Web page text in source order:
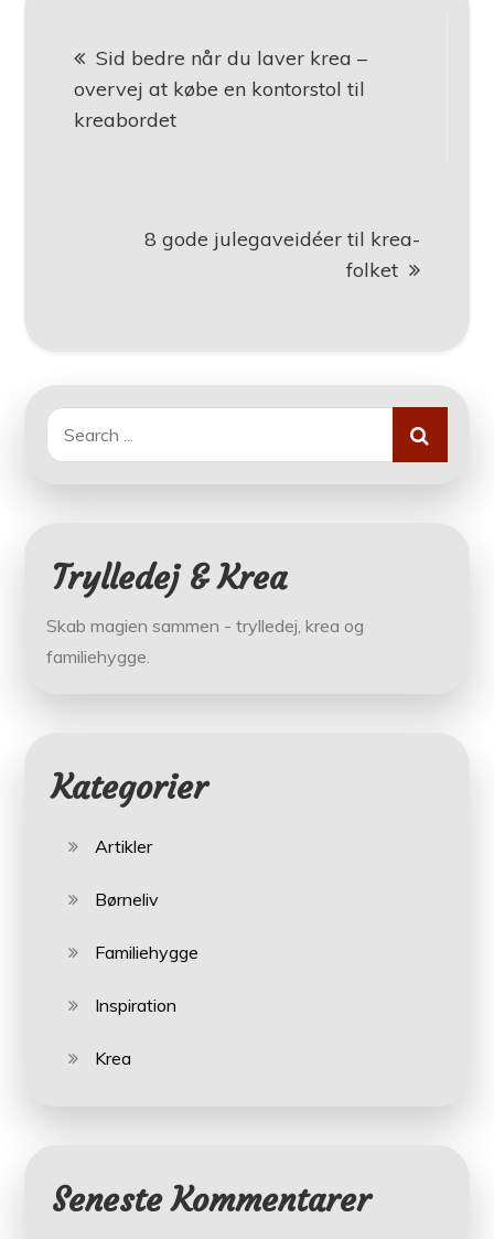
Sid bedre når du laver krea –
overvej at købe en kontorstol til
kreabordet
8 gode julegaveidéer til krea-
folket
Search
for:
Trylledej & Krea
Skab magien sammen - trylledej, krea og
familiehygge.
Kategorier
Artikler
Børneliv
Familiehygge
Inspiration
Krea
Seneste Kommentarer